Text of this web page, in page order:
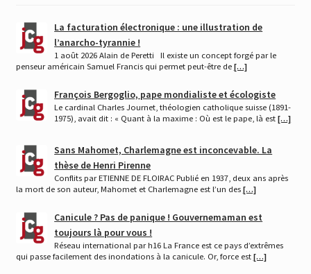
La facturation électronique : une illustration de
l’anarcho-tyrannie !
1 août 2026 Alain de Peretti Il existe un concept forgé par le
penseur américain Samuel Francis qui permet peut-être de […]
François Bergoglio, pape mondialiste et écologiste
Le cardinal Charles Journet, théologien catholique suisse (1891-
1975), avait dit : « Quant à la maxime : Où est le pape, là est[…]
Sans Mahomet, Charlemagne est inconcevable. La
thèse de Henri Pirenne
Conflits par ETIENNE DE FLOIRAC Publié en 1937, deux ans après
la mort de son auteur, Mahomet et Charlemagne est l’un des […]
Canicule ? Pas de panique ! Gouvernemaman est
toujours là pour vous !
Réseau international par h16 La France est ce pays d’extrêmes
qui passe facilement des inondations à la canicule. Or, force est […]